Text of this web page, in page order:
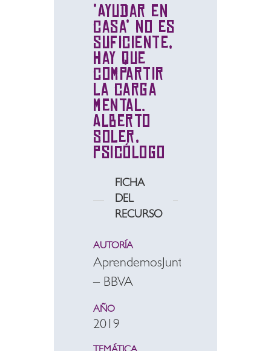
‘Ayudar en
casa’ no es
suficiente,
hay que
compartir
la carga
mental.
Alberto
Soler,
psicólogo
FICHA
DEL
RECURSO
AUTORÍA
AprendemosJuntos
– BBVA
AÑO
2019